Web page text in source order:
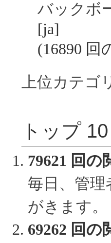
バックボ
[ja]
(16890 回
上位カテゴ
トップ
79621 回の
毎日、管
がきます。
69262 回の